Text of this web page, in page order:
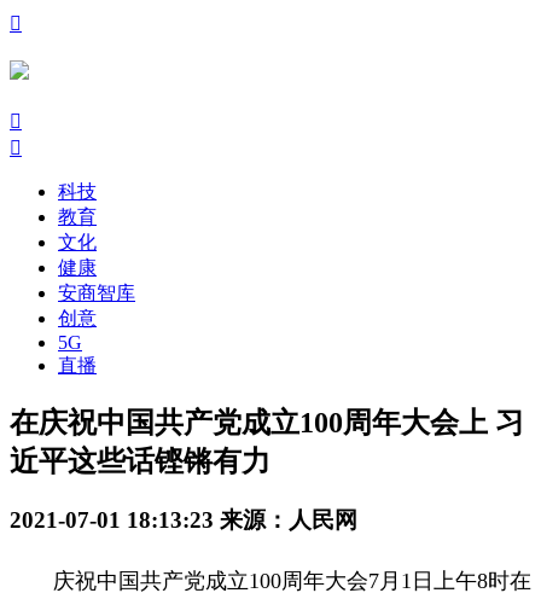

󰃙
󰆉
科技
教育
文化
健康
安商智库
创意
5G
直播
在庆祝中国共产党成立100周年大会上 习
近平这些话铿锵有力
2021-07-01 18:13:23 来源：人民网
庆祝中国共产党成立100周年大会7月1日上午8时在